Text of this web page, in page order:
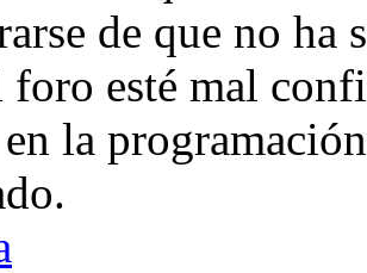
de que no
foro esté mal
la